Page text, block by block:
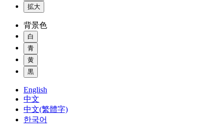
拡大
背景色
白
青
黄
黒
English
中文
中文(繁體字)
한국어